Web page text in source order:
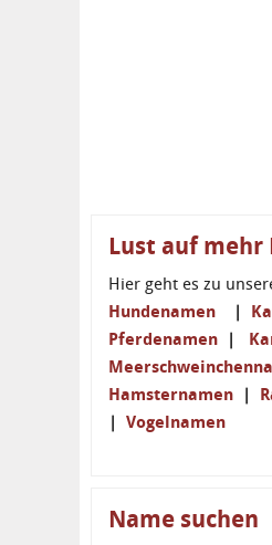
Lust auf mehr
Hier geht es zu
Hundenamen |
Pferdenamen |
Hamsternamen |
| Vogelnamen
Name suchen